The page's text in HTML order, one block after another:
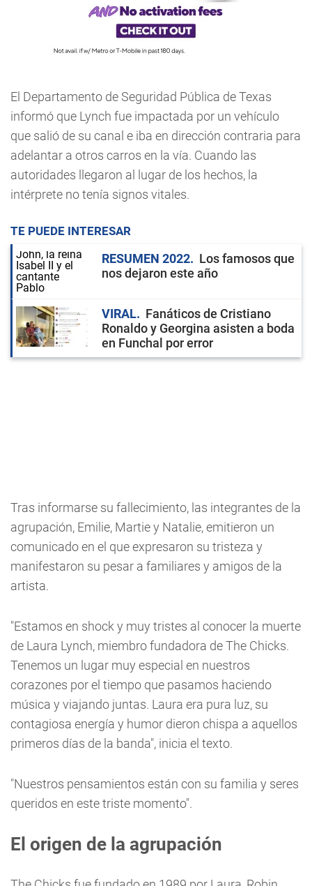
El Departamento de Seguridad Pública de Texas
informó que Lynch fue impactada por un vehículo
que salió de su canal e iba en dirección contraria para
adelantar a otros carros en la vía. Cuando las
autoridades llegaron al lugar de los hechos, la
intérprete no tenía signos vitales.
TE PUEDE INTERESAR
RESUMEN 2022
Los famosos que
nos dejaron este año
VIRAL
Fanáticos de Cristiano
Ronaldo y Georgina asisten a boda
en Funchal por error
Tras informarse su fallecimiento, las integrantes de la
agrupación, Emilie, Martie y Natalie, emitieron un
comunicado en el que expresaron su tristeza y
manifestaron su pesar a familiares y amigos de la
artista.
"Estamos en shock y muy tristes al conocer la muerte
de Laura Lynch, miembro fundadora de The Chicks.
Tenemos un lugar muy especial en nuestros
corazones por el tiempo que pasamos haciendo
música y viajando juntas. Laura era pura luz, su
contagiosa energía y humor dieron chispa a aquellos
primeros días de la banda", inicia el texto.
"Nuestros pensamientos están con su familia y seres
queridos en este triste momento".
El origen de la agrupación